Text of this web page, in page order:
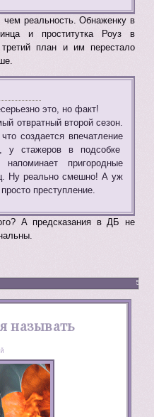
реальность. Обнаженку в
и проститутка Роуз в
план и им перестало
это, но факт!
отвратный второй сезон.
создается впечатление
у стажеров в подсобке
пригородные
Ну реально смешно! А уж
преступление.
А предсказания в ДБ не
5
называть